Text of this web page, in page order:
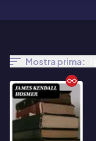
Mostra prima: